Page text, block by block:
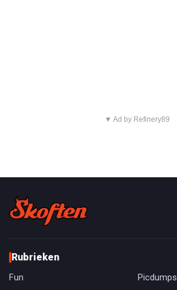
▼ Ad by Refinery89
Rubrieken
Fun
Picdumps